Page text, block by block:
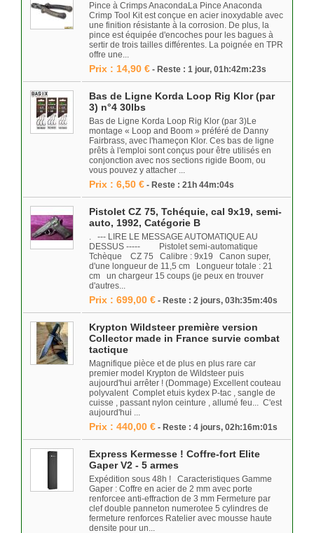
Pince à Crimps AnacondaLa Pince Anaconda
Crimp Tool Kit est conçue en acier inoxydable avec
une finition résistante à la corrosion. De plus, la
pince est équipée d'encoches pour les bagues à
sertir de trois tailles différentes. La poignée en TPR
offre une...
Prix : 14,90 € - Reste : 1 jour, 01h:42m:23s
Bas de Ligne Korda Loop Rig Klor (par
3) n°4 30lbs
Bas de Ligne Korda Loop Rig Klor (par 3)Le
montage « Loop and Boom » préféré de Danny
Fairbrass, avec l'hameçon Klor. Ces bas de ligne
prêts à l'emploi sont conçus pour être utilisés en
conjonction avec nos sections rigide Boom, ou
vous pouvez y attacher ...
Prix : 6,50 € - Reste : 21h 44m:04s
Pistolet CZ 75, Tchéquie, cal 9x19, semi-
auto, 1992, Catégorie B
. --- LIRE LE MESSAGE AUTOMATIQUE AU
DESSUS ----- Pistolet semi-automatique
Tchèque CZ 75 Calibre : 9x19 Canon super,
d'une longueur de 11,5 cm Longueur totale : 21
cm un chargeur 15 coups (je peux en trouver
d'autres...
Prix : 699,00 € - Reste : 2 jours, 03h:35m:40s
Krypton Wildsteer première version
Collector made in France survie combat
tactique
Magnifique pièce et de plus en plus rare car
premier model Krypton de Wildsteer puis
aujourd'hui arrêter ! (Dommage) Excellent couteau
polyvalent Complet etuis kydex P-tac , sangle de
cuisse , passant nylon ceinture , allumé feu... C'est
aujourd'hui ...
Prix : 440,00 € - Reste : 4 jours, 02h:16m:01s
Express Kermesse ! Coffre-fort Elite
Gaper V2 - 5 armes
Expédition sous 48h ! Caracteristiques Gamme
Gaper : Coffre en acier de 2 mm avec porte
renforcee anti-effraction de 3 mm Fermeture par
clef double panneton numerotee 5 cylindres de
fermeture renforces Ratelier avec mousse haute
densite pour un...